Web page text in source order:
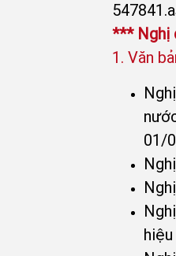
*** Nghị
1. Văn
01/